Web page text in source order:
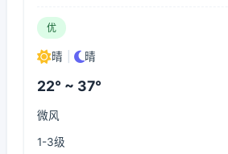
优
晴 晴
22° ~ 37°
微风
1-3级